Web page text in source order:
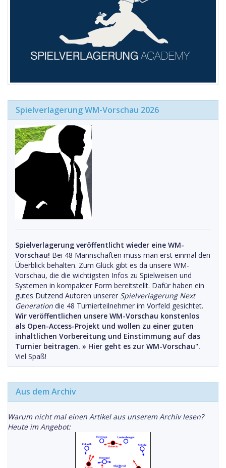
Spielverlagerung WM-Vorschau 2026
Spielverlagerung veröffentlicht wieder eine WM-
Vorschau! Bei 48 Mannschaften muss man erst einmal den
Überblick behalten. Zum Glück gibt es da unsere WM-
Vorschau, die die wichtigsten Infos zu Spielweisen und
Systemen in kompakter Form bereitstellt. Dafür haben ein
gutes Dutzend Autoren unserer Spielverlagerung Next
Generation die 48 Turnierteilnehmer im Vorfeld gesichtet.
Wir veröffentlichen unsere WM-Vorschau konstenlos
als Open-Access-Projekt und wollen zu einer guten
inhaltlichen Vorbereitung und Einstimmung auf das
Turnier beitragen. » Hier geht es zur WM-Vorschau".
Viel Spaß!
Aus dem Archiv
Warum nicht mal einen Artikel aus unserem Archiv lesen?
Heute im Angebot: